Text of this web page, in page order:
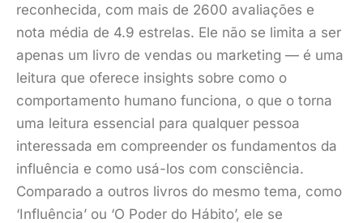
reconhecida, com mais de 2600 avaliações e
nota média de 4.9 estrelas. Ele não se limita a ser
apenas um livro de vendas ou marketing — é uma
leitura que oferece insights sobre como o
comportamento humano funciona, o que o torna
uma leitura essencial para qualquer pessoa
interessada em compreender os fundamentos da
influência e como usá-los com consciência.
Comparado a outros livros do mesmo tema, como
‘Influência’ ou ‘O Poder do Hábito’, ele se